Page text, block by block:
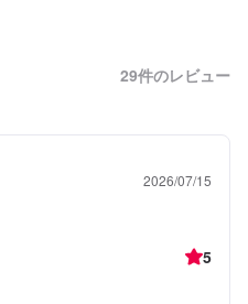
29件のレビュー
2026/07/15
5